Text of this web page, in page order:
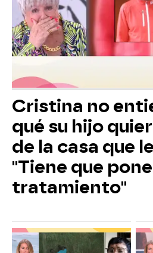
Cristina no
qué su hijo
de la casa que
"Tiene que
tratamiento"